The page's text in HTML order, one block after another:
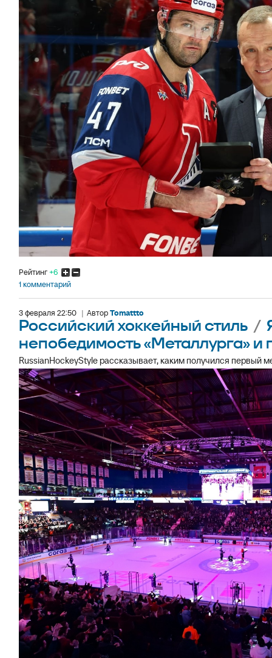
Рейтинг+6
1 комментарий
3 февраля 22:50 | АвторTomattto
Российский хоккейный стиль /
непобедимость «Металлурга»
RussianHockeyStyle рассказывает, каким получился первый